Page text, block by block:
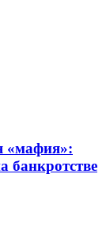
«мафия»:
банкротстве